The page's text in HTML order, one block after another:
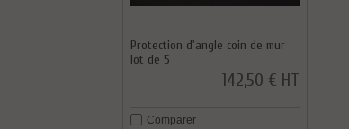
Protection d'angle coin de mur
lot de 5
142,50 € HT
Comparer